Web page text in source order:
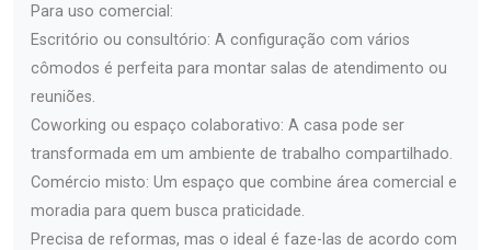
Para uso comercial:
Escritório ou consultório: A configuração com vários
cômodos é perfeita para montar salas de atendimento ou
reuniões.
Coworking ou espaço colaborativo: A casa pode ser
transformada em um ambiente de trabalho compartilhado.
Comércio misto: Um espaço que combine área comercial e
moradia para quem busca praticidade.
Precisa de reformas, mas o ideal é faze-las de acordo com